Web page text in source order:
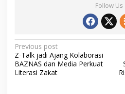
Follow Us
P
o
s
Previous post
Z-Talk jadi Ajang Kolaborasi
BAZNAS dan Media Perkuat
Literasi Zakat